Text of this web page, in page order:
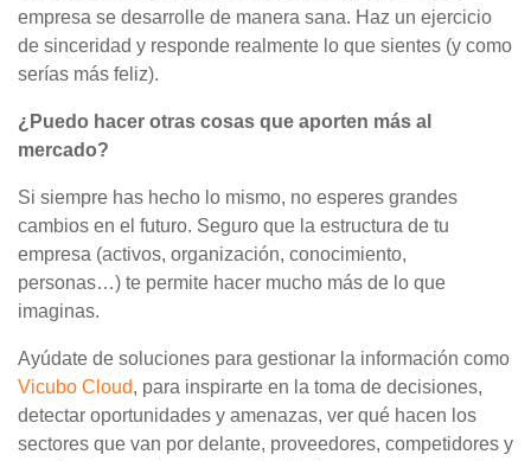
empresa se desarrolle de manera sana. Haz un ejercicio
de sinceridad y responde realmente lo que sientes (y como
serías más feliz).
¿Puedo hacer otras cosas que aporten más al
mercado?
Si siempre has hecho lo mismo, no esperes grandes
cambios en el futuro. Seguro que la estructura de tu
empresa (activos, organización, conocimiento,
personas…) te permite hacer mucho más de lo que
imaginas.
Ayúdate de soluciones para gestionar la información como
Vicubo Cloud, para inspirarte en la toma de decisiones,
detectar oportunidades y amenazas, ver qué hacen los
sectores que van por delante, proveedores, competidores y